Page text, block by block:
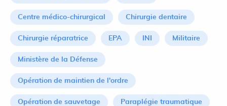
Centre médico-chirurgical Chirurgie dentaire
Chirurgie réparatrice EPA INI Militaire
Ministère de la Défense
Opération de maintien de l'ordre
Opération de sauvetage Paraplégie traumatique